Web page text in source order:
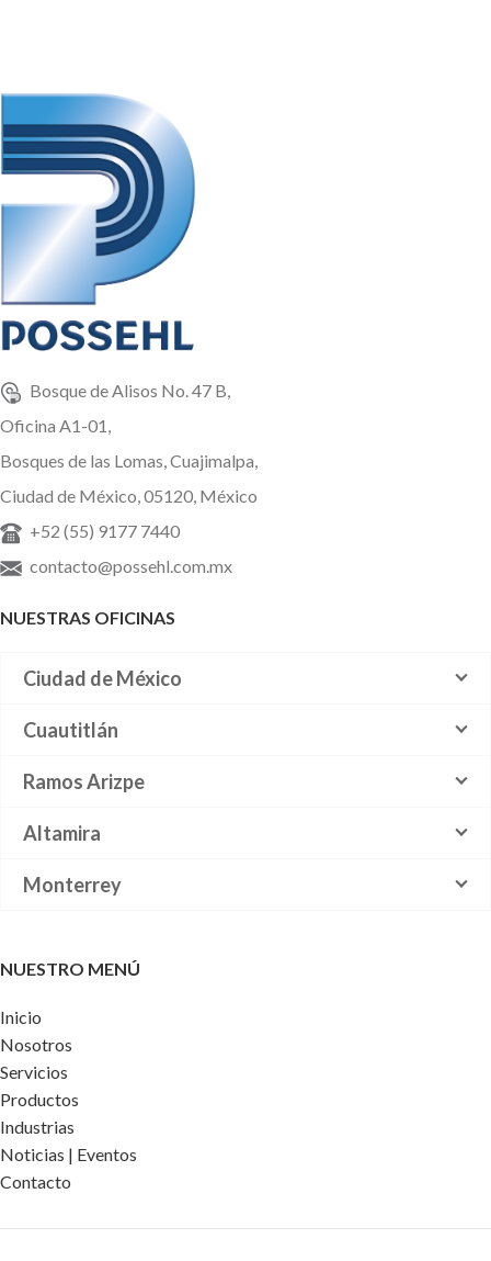
Bosque de Alisos No. 47 B,
Oficina A1-01,
Bosques de las Lomas, Cuajimalpa,
Ciudad de México, 05120, México
+52 (55) 9177 7440
contacto@possehl.com.mx
NUESTRAS OFICINAS
Ciudad de México
Cuautitlán
Ramos Arizpe
Altamira
Monterrey
NUESTRO MENÚ
Inicio
Nosotros
Servicios
Productos
Industrias
Noticias | Eventos
Contacto